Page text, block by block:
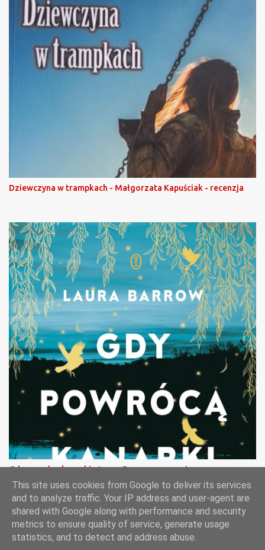
Dziewczyna w trampkach - Małgorzata Kapuściak - recenzja
Gdy powrócą kanarki - Laura Barrow - recenzja
Obsługiwane przez usługę Blogger
This site uses cookies from Google to deliver its services
and to analyze traffic. Your IP address and user-agent are
shared with Google along with performance and security
metrics to ensure quality of service, generate usage
statistics, and to detect and address abuse.